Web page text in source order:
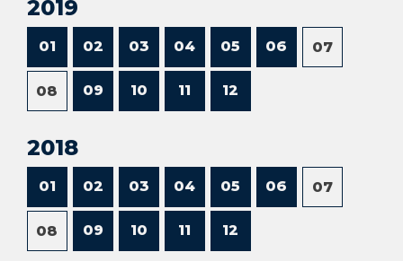
2019
01 02 03 04 05 06 07
08 09 10 11 12
2018
01 02 03 04 05 06 07
08 09 10 11 12